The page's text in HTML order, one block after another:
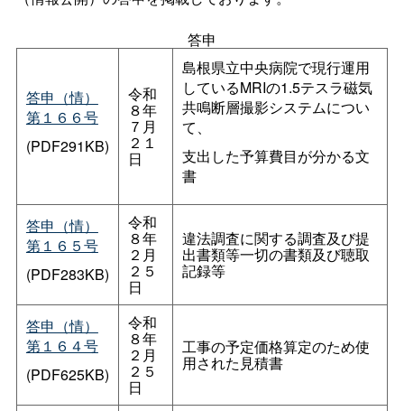
答申
答申（情）
第１６６号
(PDF291KB)
令和
８年
７月
２１
日
島根県立中央病院で現行運用
しているMRIの1.5テスラ磁気
共鳴断層撮影システムについ
て、
支出した予算費目が分かる文
書
答申（情）
第１６５号
(PDF283KB)
令和
８年
２月
２５
日
違法調査に関する調査及び提
出書類等一切の書類及び聴取
記録等
答申（情）
第１６４号
(PDF625KB)
令和
８年
２月
２５
日
工事の予定価格算定のため使
用された見積書